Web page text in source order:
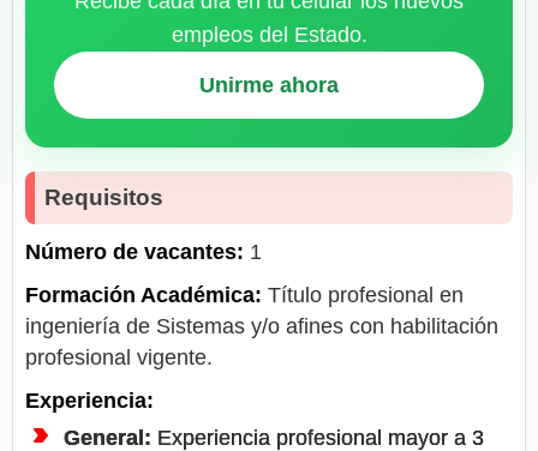
empleos del Estado.
Unirme ahora
Requisitos
Número de vacantes: 1
Formación Académica: Título profesional en
ingeniería de Sistemas y/o afines con habilitación
profesional vigente.
Experiencia:
General: Experiencia profesional mayor a 3